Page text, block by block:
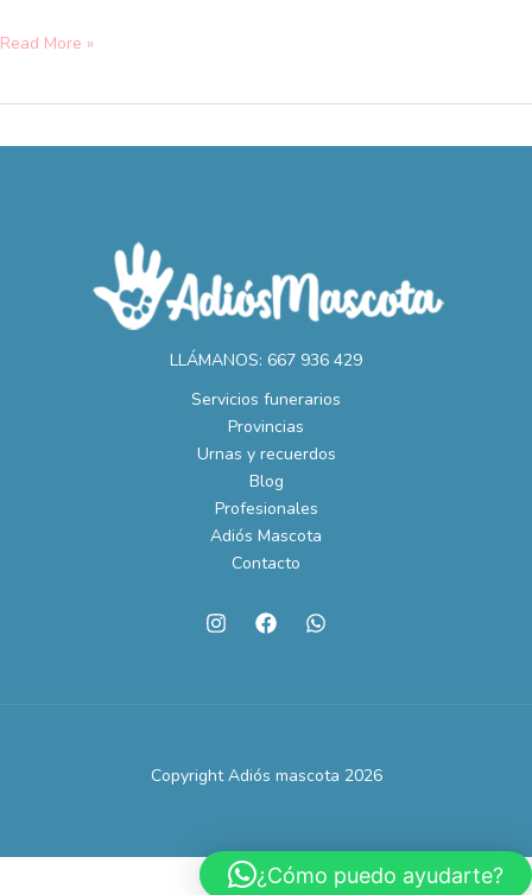
Read More »
LLÁMANOS: 667 936 429
Servicios funerarios
Provincias
Urnas y recuerdos
Blog
Profesionales
Adiós Mascota
Contacto
Copyright Adiós mascota 2026
¿Cómo puedo ayudarte?